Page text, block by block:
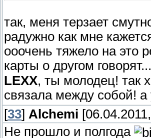
так, меня терзает
радужно как мне
ооочень тяжело на это
карты о другом говорят...
LEXX, ты молодец! так
связала между собой! а
[33] Alchemi
Не прошло и полгода